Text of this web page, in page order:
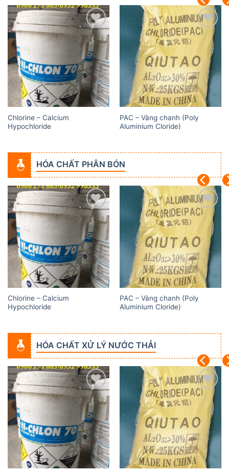
Add to
wishlist
Chlorine – Calcium
Hypochloride
Add to
wishlist
PAC – Vàng chanh (Poly
Aluminium Cloride)
HÓA CHẤT PHÂN BÓN
Add to
wishlist
Chlorine – Calcium
Hypochloride
Add to
wishlist
PAC – Vàng chanh (Poly
Aluminium Cloride)
HÓA CHẤT XỬ LÝ NƯỚC THẢI
Add to
wishlist
Add to
wishlist